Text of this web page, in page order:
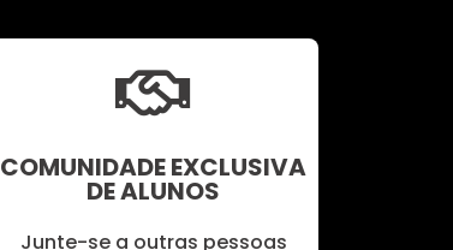
COMUNIDADE EXCLUSIVA
DE ALUNOS
Junte-se a outras pessoas